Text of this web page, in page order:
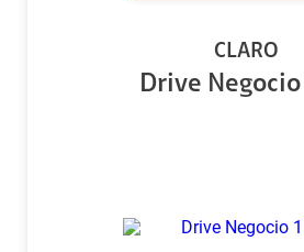
CLARO
Drive Negocio